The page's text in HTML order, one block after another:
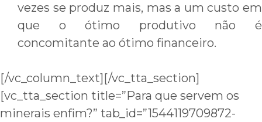
vezes se produz mais, mas a um custo em
que o ótimo produtivo não é
concomitante ao ótimo financeiro.
[/vc_column_text][/vc_tta_section]
[vc_tta_section title=”Para que servem os
minerais enfim?” tab_id=”1544119709872-